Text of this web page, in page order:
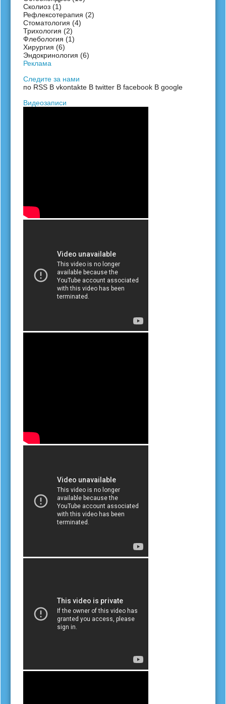
Сколиоз (1)
Рефлексотерапия (2)
Стоматология (4)
Трихология (2)
Флебология (1)
Хирургия (6)
Эндокринология (6)
Реклама
Следите за нами
по RSS В vkontakte В twitter В facebook В google
Видеозаписи